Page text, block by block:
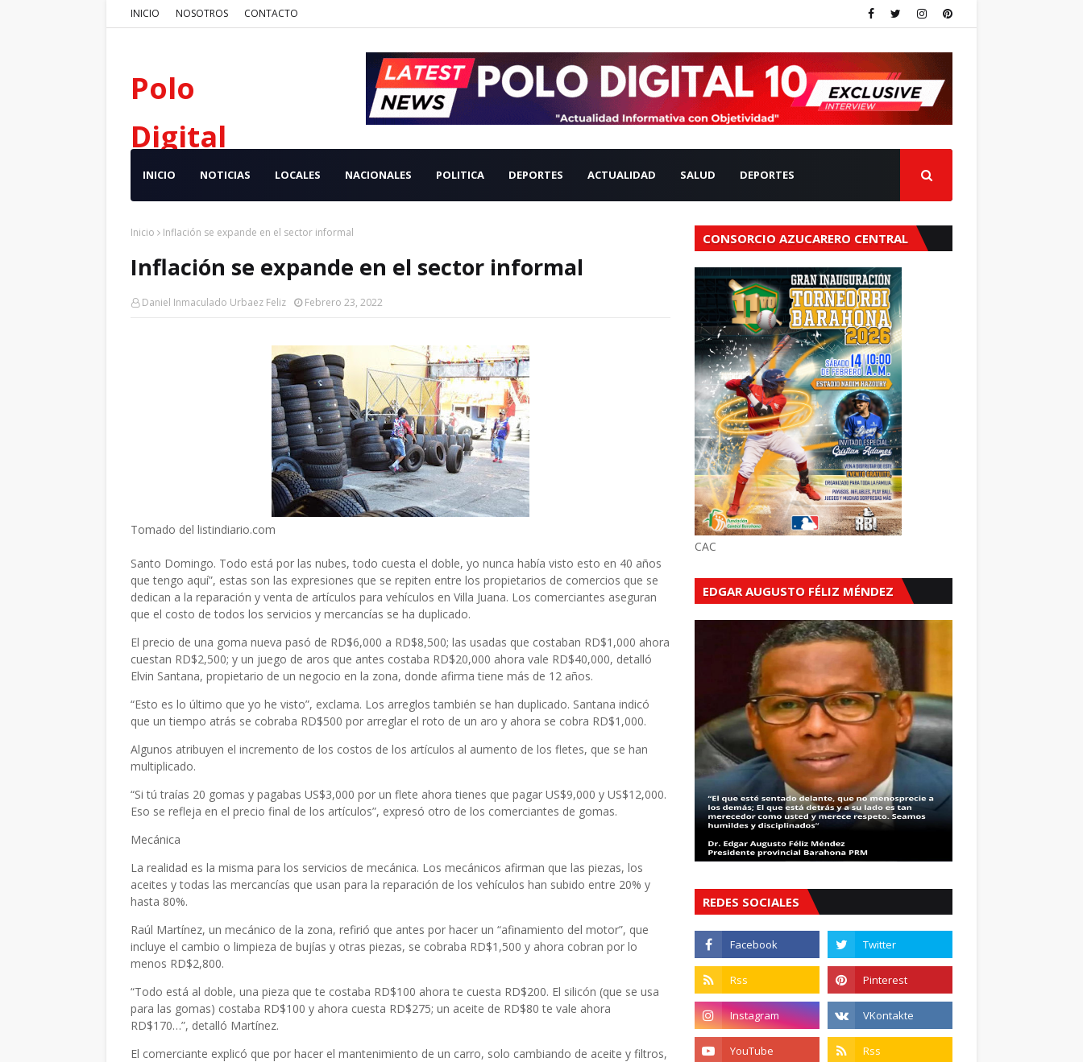
INICIO NOSOTROS CONTACTO
Polo
Digital
INICIO NOTICIAS LOCALES NACIONALES POLITICA DEPORTES ACTUALIDAD SALUD DEPORTES
Inicio Inflación se expande en el sector informal
Inflación se expande en el sector informal
Daniel Inmaculado Urbaez Feliz Febrero 23, 2022
Tomado del listindiario.com
Santo Domingo. Todo está por las nubes, todo cuesta el doble, yo nunca había visto esto en 40 años
que tengo aquí”, estas son las expresiones que se repiten entre los propietarios de comercios que se
dedican a la reparación y venta de artículos para vehículos en Villa Juana. Los comerciantes aseguran
que el costo de todos los servicios y mercancías se ha duplicado.
El precio de una goma nueva pasó de RD$6,000 a RD$8,500; las usadas que costaban RD$1,000 ahora
cuestan RD$2,500; y un juego de aros que antes costaba RD$20,000 ahora vale RD$40,000, detalló
Elvin Santana, propietario de un negocio en la zona, donde afirma tiene más de 12 años.
“Esto es lo último que yo he visto”, exclama. Los arreglos también se han duplicado. Santana indicó
que un tiempo atrás se cobraba RD$500 por arreglar el roto de un aro y ahora se cobra RD$1,000.
Algunos atribuyen el incremento de los costos de los artículos al aumento de los fletes, que se han
multiplicado.
“Si tú traías 20 gomas y pagabas US$3,000 por un flete ahora tienes que pagar US$9,000 y US$12,000.
Eso se refleja en el precio final de los artículos”, expresó otro de los comerciantes de gomas.
Mecánica
La realidad es la misma para los servicios de mecánica. Los mecánicos afirman que las piezas, los
aceites y todas las mercancías que usan para la reparación de los vehículos han subido entre 20% y
hasta 80%.
Raúl Martínez, un mecánico de la zona, refirió que antes por hacer un “afinamiento del motor”, que
incluye el cambio o limpieza de bujías y otras piezas, se cobraba RD$1,500 y ahora cobran por lo
menos RD$2,800.
“Todo está al doble, una pieza que te costaba RD$100 ahora te cuesta RD$200. El silicón (que se usa
para las gomas) costaba RD$100 y ahora cuesta RD$275; un aceite de RD$80 te vale ahora
RD$170…”, detalló Martínez.
El comerciante explicó que por hacer el mantenimiento de un carro, solo cambiando de aceite y filtros,
CONSORCIO AZUCARERO CENTRAL
CAC
EDGAR AUGUSTO FÉLIZ MÉNDEZ
REDES SOCIALES